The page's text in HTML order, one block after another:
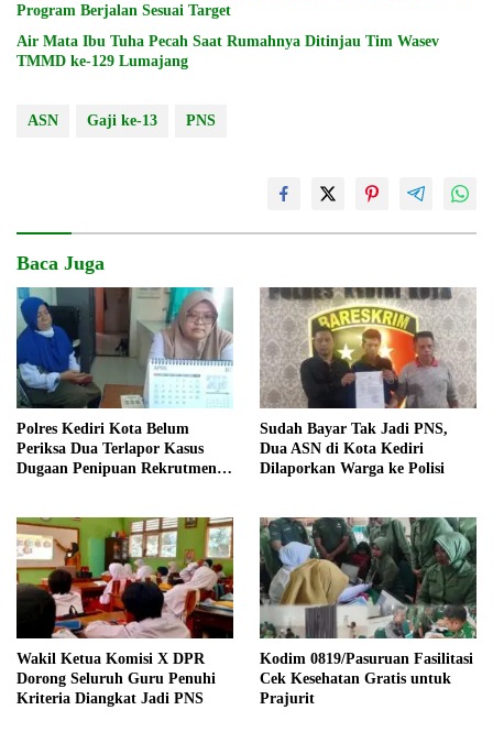
Program Berjalan Sesuai Target
Air Mata Ibu Tuha Pecah Saat Rumahnya Ditinjau Tim Wasev
TMMD ke-129 Lumajang
ASN Gaji ke-13 PNS
Baca Juga
Polres Kediri Kota Belum
Periksa Dua Terlapor Kasus
Dugaan Penipuan Rekrutmen
Sudah Bayar Tak Jadi PNS,
Dua ASN di Kota Kediri
Dilaporkan Warga ke Polisi
Wakil Ketua Komisi X DPR
Dorong Seluruh Guru Penuhi
Kriteria Diangkat Jadi PNS
Kodim 0819/Pasuruan Fasilitasi
Cek Kesehatan Gratis untuk
Prajurit